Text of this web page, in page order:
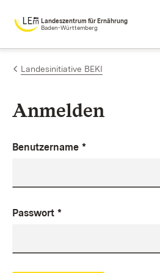
Zum Inhalt springen
Landeszentrum für Ernährung
Baden-Württemberg
Landesinitiative BEKI
Anmelden
Benutzername *
Passwort *